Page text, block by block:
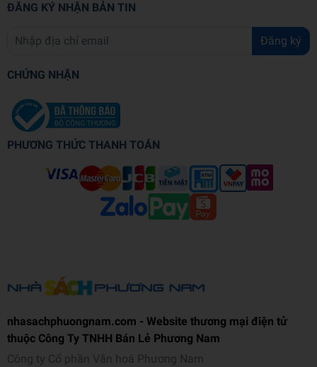
ĐĂNG KÝ NHẬN BẢN TIN
Đăng ký
CHỨNG NHẬN
PHƯƠNG THỨC THANH TOÁN
nhasachphuongnam.com - Website thương mại điện tử
thuộc Công Ty TNHH Bán Lẻ Phương Nam
Công ty Cổ phần Văn hoá Phương Nam